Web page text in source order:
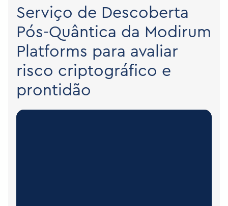
Serviço de Descoberta
Pós-Quântica da Modirum
Platforms para avaliar
risco criptográfico e
prontidão